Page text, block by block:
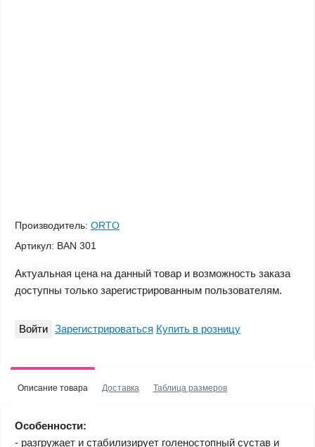
Производитель: ORTO
Артикул: BAN 301
Актуальная цена на данный товар и возможность заказа
доступны только зарегистрированным пользователям.
Войти Зарегистрироваться Купить в розницу
Описание товара Доставка Таблица размеров
Особенности:
- разгружает и стабилизирует голеностопный сустав и